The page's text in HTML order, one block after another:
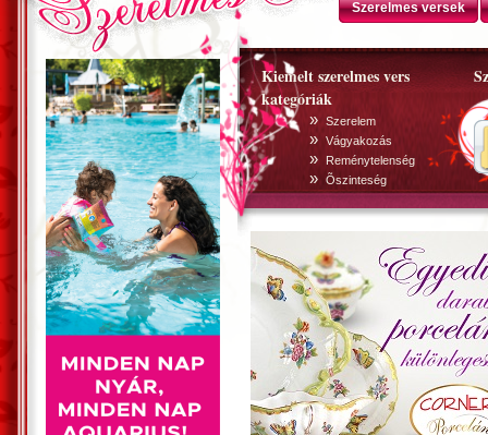
Szerelmes versek
Kiemelt szerelmes vers
kategóriák
» Szerelem
» Vágyakozás
» Reménytelenség
» Õszinteség